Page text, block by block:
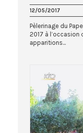
12/05/2017
Pèlerinage du
2017 à
apparitions...